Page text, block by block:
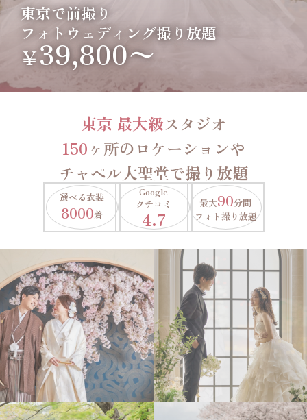
東京で前撮り
フォトウェディング撮り放題
￥39,800〜
東京 最大級スタジオ
150ヶ所のロケーションや
チャペル大聖堂で撮り放題
選べる衣装
8000着
Google
クチコミ
4.7
最大90分間
フォト撮り放題